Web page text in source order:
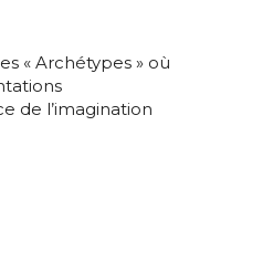
« Archétypes » où
de l’imagination